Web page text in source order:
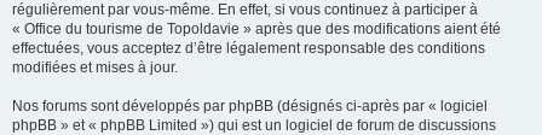
régulièrement par vous-même. En effet, si vous continuez à participer à
« Office du tourisme de Topoldavie » après que des modifications aient été
effectuées, vous acceptez d’être légalement responsable des conditions
modifiées et mises à jour.
Nos forums sont développés par phpBB (désignés ci-après par « logiciel
phpBB » et « phpBB Limited ») qui est un logiciel de forum de discussions